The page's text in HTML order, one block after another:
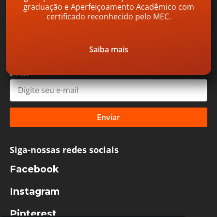
graduação e Aperfeiçoamento Acadêmico com
certificado reconhecido pelo MEC.
Saiba mais
Inscreva-se e receba conteúdos, convites para
eventos, ebooks e muito mais.
E-mail
Enviar
Siga-nossas redes sociais
Facebook
Instagram
Pinterest